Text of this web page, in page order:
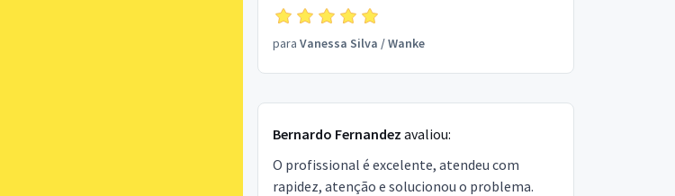
para Vanessa Silva /Wanke
Bernardo Fernandez avaliou:
O profissional é excelente, atendeu com
rapidez, atenção e solucionou o problema.